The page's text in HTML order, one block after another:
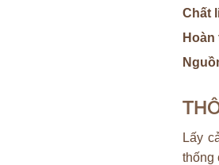
Chất
Hoàn
Lấy
thống